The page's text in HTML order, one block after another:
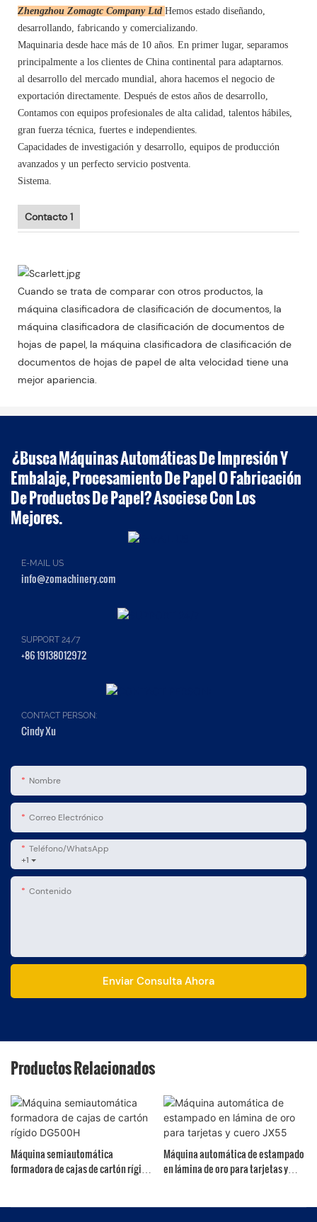
Zhengzhou Zomagtc Company Ltd Hemos estado diseñando,
desarrollando, fabricando y comercializando.
Maquinaria desde hace más de 10 años. En primer lugar, separamos
principalmente a los clientes de China continental para adaptarnos.
al desarrollo del mercado mundial, ahora hacemos el negocio de
exportación directamente. Después de estos años de desarrollo,
Contamos con equipos profesionales de alta calidad, talentos hábiles,
gran fuerza técnica, fuertes e independientes.
Capacidades de investigación y desarrollo, equipos de producción
avanzados y un perfecto servicio postventa.
Sistema.
Contacto 1
Cuando se trata de comparar con otros productos, la
máquina clasificadora de clasificación de documentos, la
máquina clasificadora de clasificación de documentos de
hojas de papel, la máquina clasificadora de clasificación de
documentos de hojas de papel de alta velocidad tiene una
mejor apariencia.
¿Busca Máquinas Automáticas De Impresión Y
Embalaje, Procesamiento De Papel O Fabricación
De Productos De Papel? Asociese Con Los
Mejores.
E-MAIL US
info@zomachinery.com
SUPPORT 24/7
+86 19138012972
CONTACT PERSON:
Cindy Xu
Nombre
Correo Electrónico
+1
Teléfono/WhatsApp
Contenido
Enviar Consulta Ahora
Productos Relacionados
Máquina semiautomática
formadora de cajas de cartón rígido
Máquina automática de estampado
en lámina de oro para tarjetas y